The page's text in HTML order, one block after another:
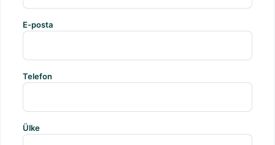
E-posta
Telefon
Ülke